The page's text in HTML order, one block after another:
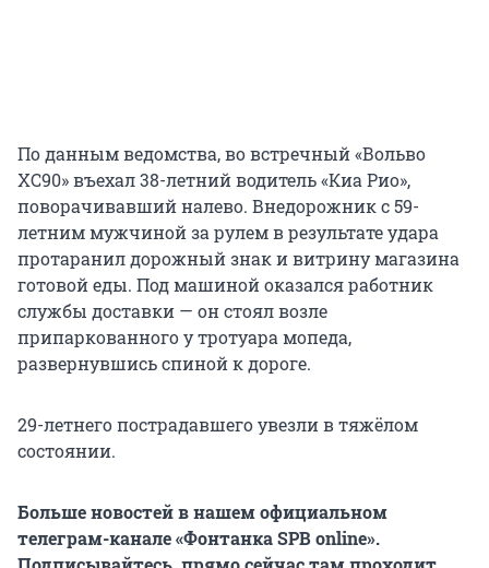
По данным ведомства, во встречный «Вольво
XC90» въехал 38-летний водитель «Киа Рио»,
поворачивавший налево. Внедорожник с 59-
летним мужчиной за рулем в результате удара
протаранил дорожный знак и витрину магазина
готовой еды. Под машиной оказался работник
службы доставки — он стоял возле
припаркованного у тротуара мопеда,
развернувшись спиной к дороге.
29-летнего пострадавшего увезли в тяжёлом
состоянии.
Больше новостей в нашем официальном
телеграм-канале «Фонтанка SPB online».